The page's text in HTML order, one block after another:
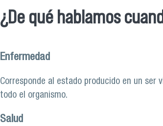
¿De qué hablamos
Enfermedad
Corresponde al estado producido en un ser
todo el organismo.
Salud